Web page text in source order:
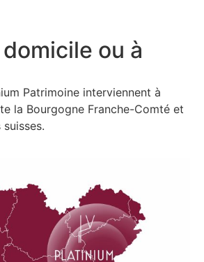
ou à
Patrimoine interviennent à
la Bourgogne Franche-Comté et